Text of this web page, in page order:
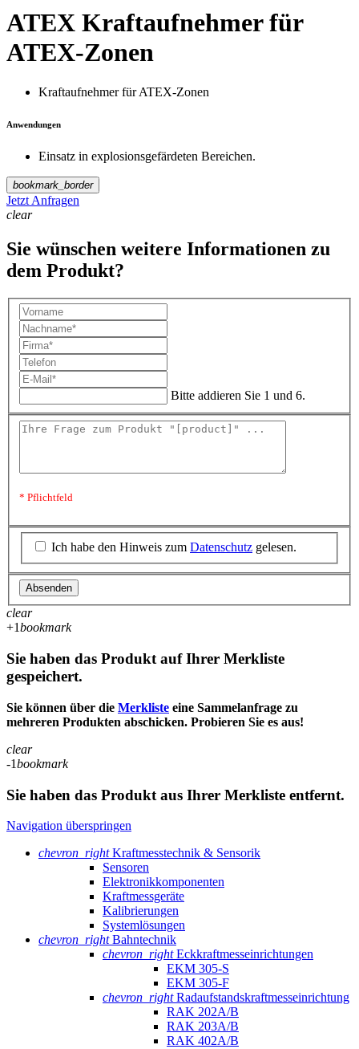
ATEX Kraftaufnehmer für
ATEX-Zonen
Kraftaufnehmer für ATEX-Zonen
Anwendungen
Einsatz in explosionsgefärdeten Bereichen.
bookmark_border
Jetzt Anfragen
clear
Sie wünschen weitere Informationen zu
dem Produkt?
Bitte addieren Sie 1 und 6.
* Pflichtfeld
Ich habe den Hinweis zum Datenschutz gelesen.
Absenden
clear
+1bookmark
Sie haben das Produkt auf Ihrer Merkliste
gespeichert.
Sie können über die Merkliste eine Sammelanfrage zu
mehreren Produkten abschicken. Probieren Sie es aus!
clear
-1bookmark
Sie haben das Produkt aus Ihrer Merkliste entfernt.
Navigation überspringen
chevron_right Kraftmesstechnik & Sensorik
Sensoren
Elektronikkomponenten
Kraftmessgeräte
Kalibrierungen
Systemlösungen
chevron_right Bahntechnik
chevron_right Eckkraftmess­einrichtungen
EKM 305-S
EKM 305-F
chevron_right Radaufstands­kraftmess­einrichtung
RAK 202A/B
RAK 203A/B
RAK 402A/B